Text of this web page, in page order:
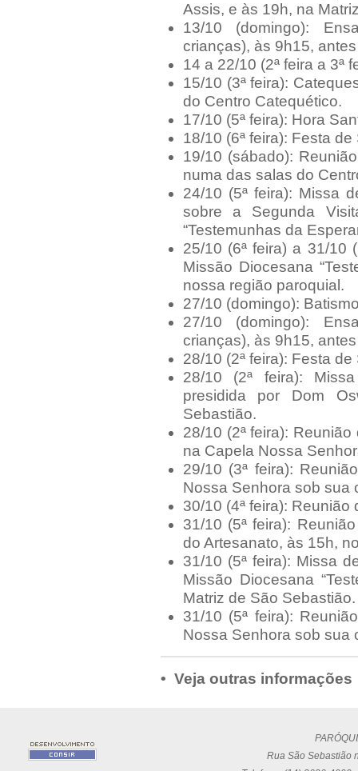
Assis, e às 19h, na
13/10 (domingo):
crianças), às 9h15,
14 a 22/10 (2ª feira a 3ª
15/10 (3ª feira):
do Centro Catequético.
17/10 (5ª feira): Hora
18/10 (6ª feira): Festa
19/10 (sábado):
numa das salas do
24/10 (5ª feira): Missa
sobre a Segunda
“Testemunhas da
25/10 (6ª feira) a 31/10
Missão Diocesana
nossa região paroquial.
27/10 (domingo):
27/10 (domingo):
crianças), às 9h15,
28/10 (2ª feira): Festa
28/10 (2ª feira):
presidida por Dom
Sebastião.
28/10 (2ª feira):
na Capela Nossa
29/10 (3ª feira):
Nossa Senhora sob sua
30/10 (4ª feira):
31/10 (5ª feira):
do Artesanato, às 15h,
31/10 (5ª feira): Missa
Missão Diocesana
Matriz de São Sebastião.
31/10 (5ª feira):
Nossa Senhora sob sua
• Veja outras informações
Rua São Sebastião